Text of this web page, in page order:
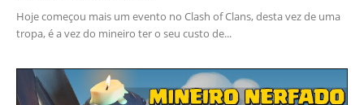
Hoje começou mais um evento no Clash of Clans, desta vez de uma
tropa, é a vez do mineiro ter o seu custo de...